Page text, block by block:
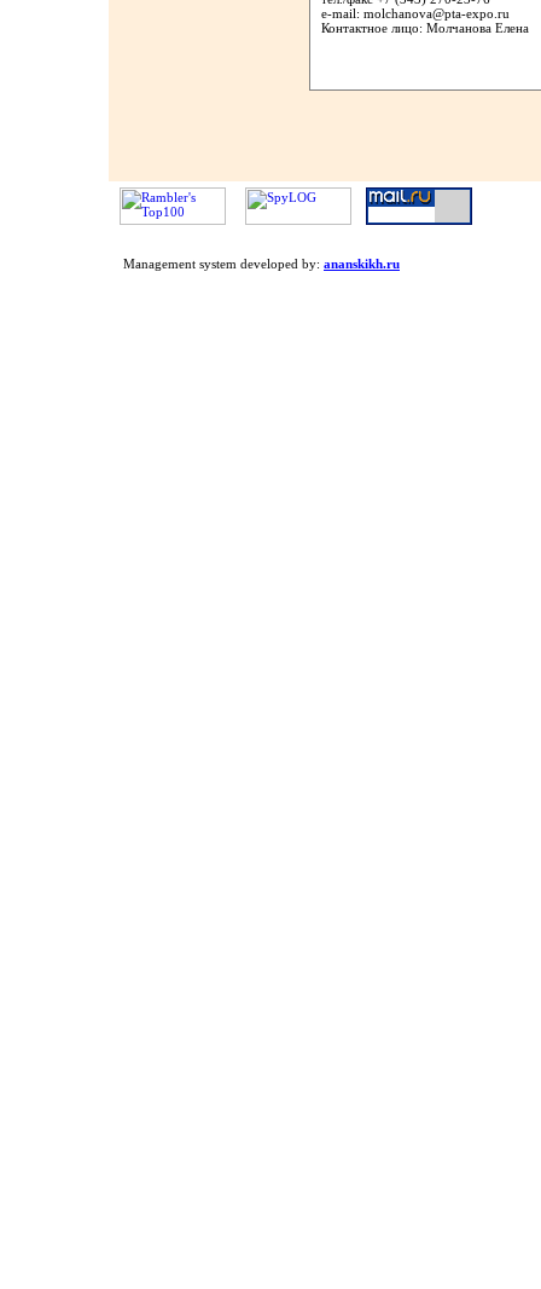
e-mail: molchanova@pta-expo.ru
Контактное лицо: Молчанова Елена
Management system developed by: ananskikh.ru